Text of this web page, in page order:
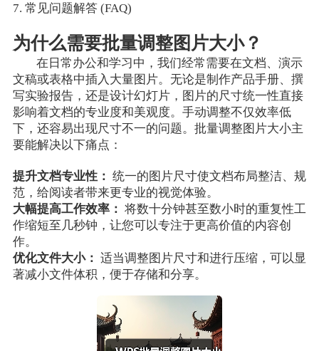
7. 常见问题解答 (FAQ)
为什么需要批量调整图片大小？
在日常办公和学习中，我们经常需要在文档、演示
文稿或表格中插入大量图片。无论是制作产品手册、撰
写实验报告，还是设计幻灯片，图片的尺寸统一性直接
影响着文档的专业度和美观度。手动调整不仅效率低
下，还容易出现尺寸不一的问题。批量调整图片大小主
要能解决以下痛点：
提升文档专业性： 统一的图片尺寸使文档布局整洁、规
范，给阅读者带来更专业的视觉体验。
大幅提高工作效率： 将数十分钟甚至数小时的重复性工
作缩短至几秒钟，让您可以专注于更高价值的内容创
作。
优化文件大小： 适当调整图片尺寸和进行压缩，可以显
著减小文件体积，便于存储和分享。